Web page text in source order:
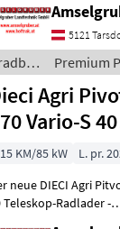
(solange
reicht) -75 PS
-40 Km/h
-
5121
/
Premium
Agri
Vario-S 40
KM/85 kW L. pr.
neue DIECI Agri
Teleskop-Radlader -